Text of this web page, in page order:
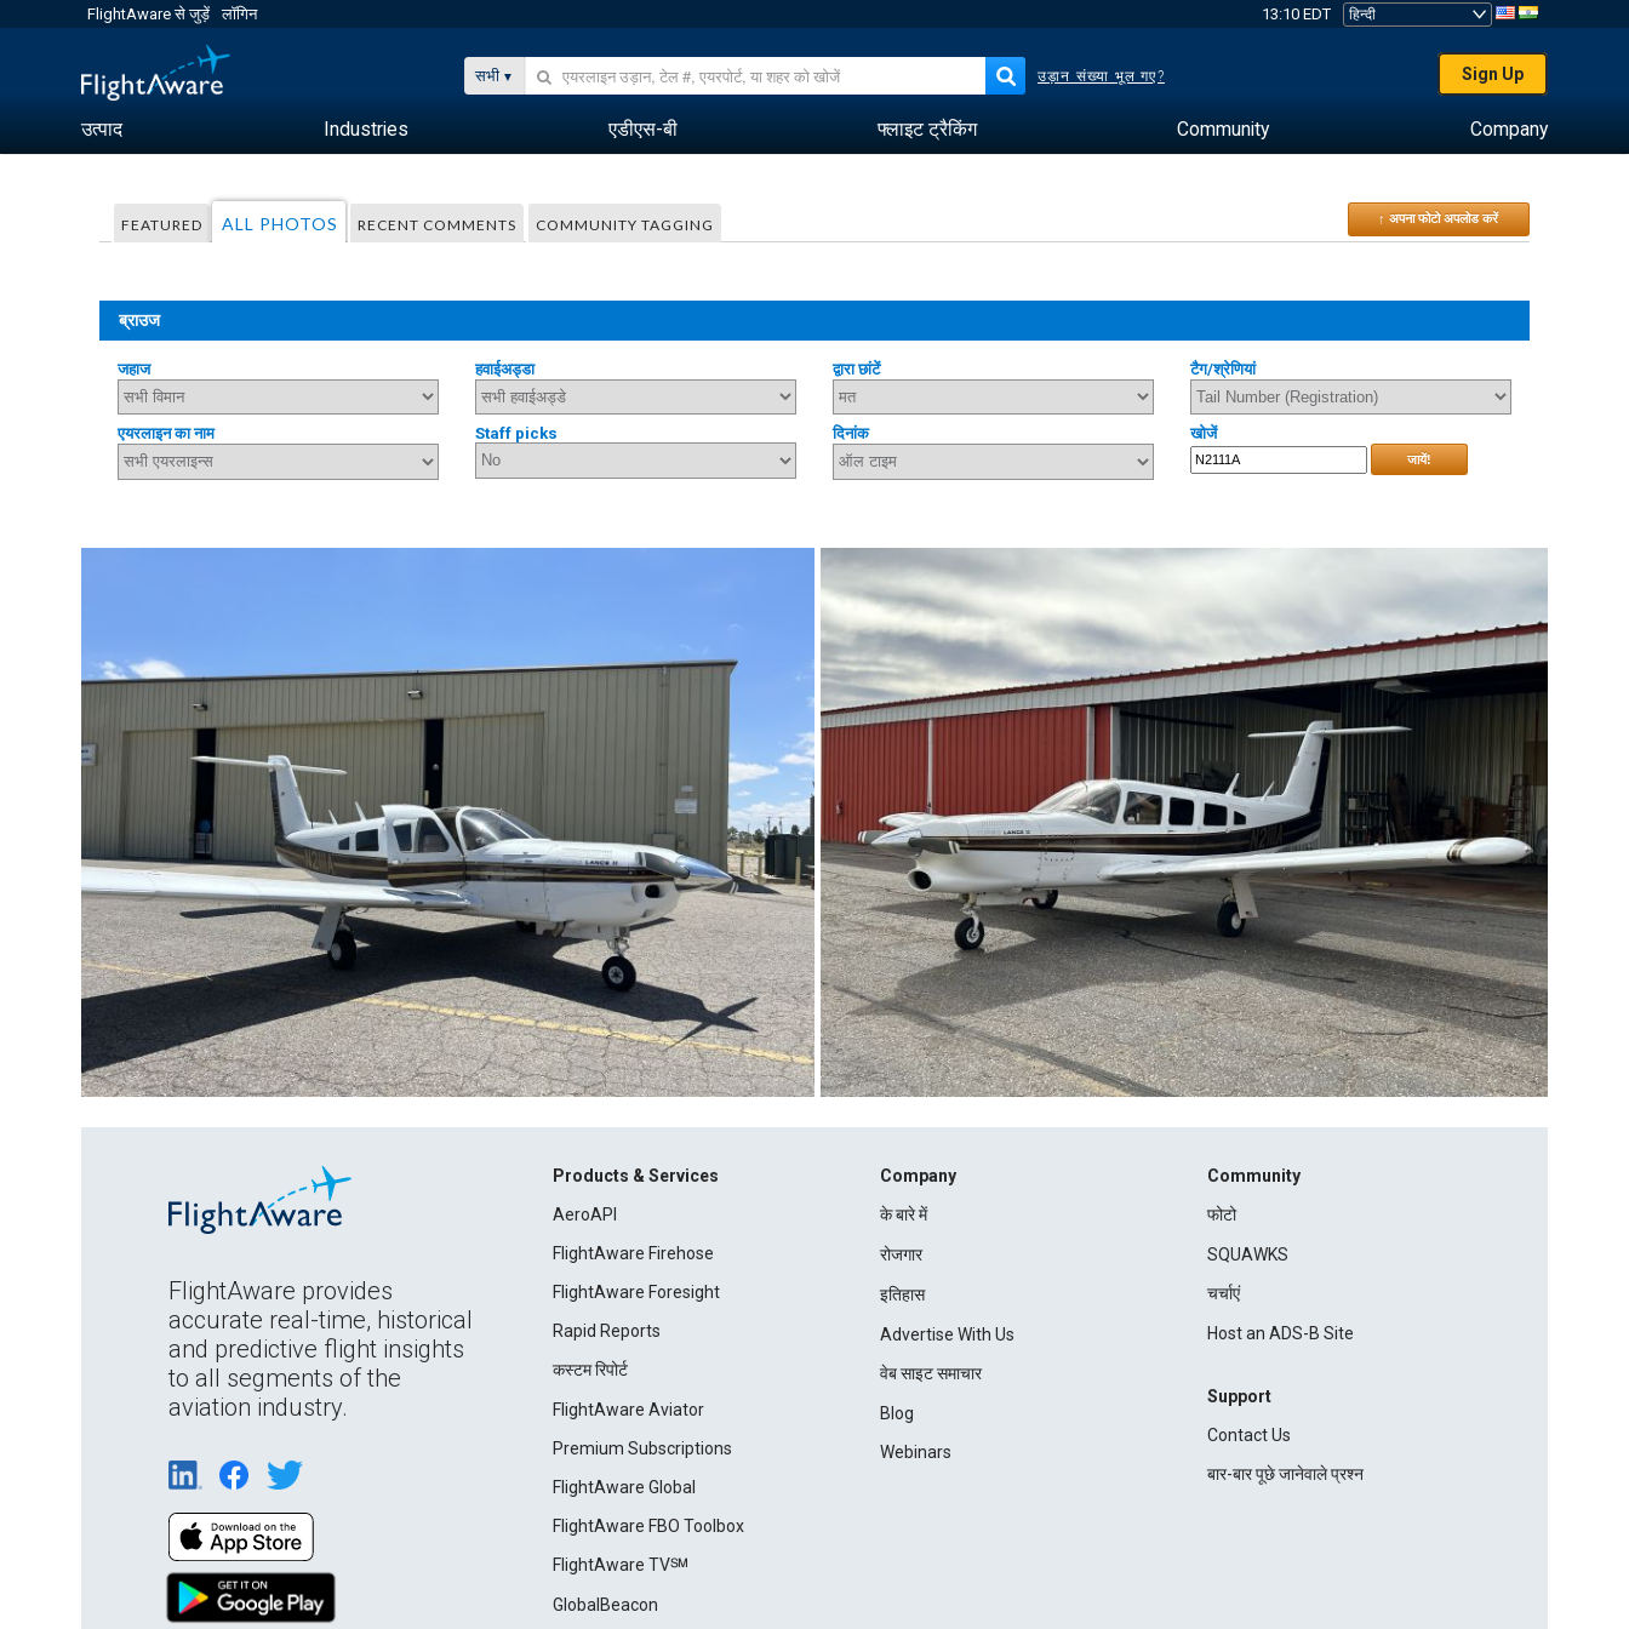
FlightAware से जुड़ें लॉगिन 13:10 EDT
सभी उड़ान संख्या भूल गए? Sign Up
उत्पाद Industries एडीएस-बी फ्लाइट ट्रैकिंग Community Company
FEATURED ALL PHOTOS RECENT COMMENTS COMMUNITY TAGGING ↑ अपना फोटो अपलोड करें
ब्राउज
जहाज हवाईअड्डा द्वारा छांटें टैग/श्रेणियां
एयरलाइन का नाम Staff picks दिनांक खोजें
जायें!
FlightAware provides
accurate real-time, historical
and predictive flight insights
to all segments of the
aviation industry.
Products & Services
AeroAPI
FlightAware Firehose
FlightAware Foresight
Rapid Reports
कस्टम रिपोर्ट
FlightAware Aviator
Premium Subscriptions
FlightAware Global
FlightAware FBO Toolbox
FlightAware TV℠
GlobalBeacon
Company
के बारे में
रोजगार
इतिहास
Advertise With Us
वेब साइट समाचार
Blog
Webinars
Community
फोटो
SQUAWKS
चर्चाएं
Host an ADS-B Site
Support
Contact Us
बार-बार पूछे जानेवाले प्रश्न